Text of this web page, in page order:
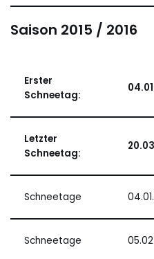
Saison 2015 / 2016
Erster
Schneetag:
Letzter
Schneetag:
Schneetage
Schneetage